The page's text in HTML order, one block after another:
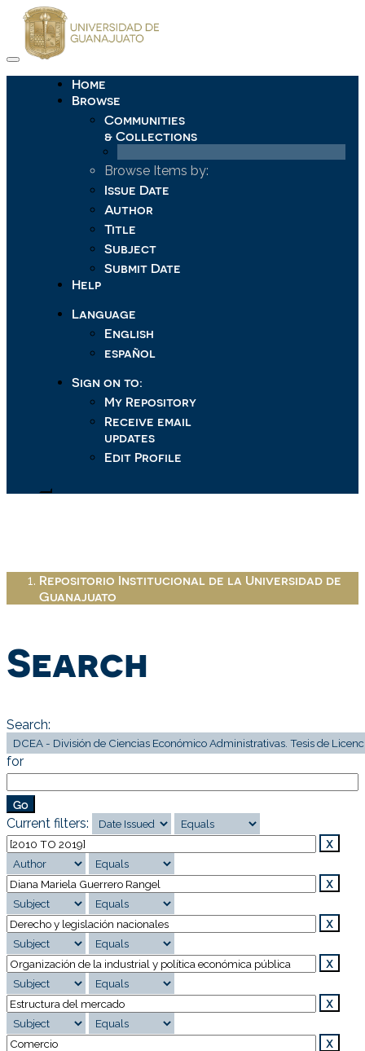
Skip
navigation
Home
Browse
Communities
& Collections
Browse Items by:
Issue Date
Author
Title
Subject
Submit Date
Help
Language
English
español
Sign on to:
My Repository
Receive email
updates
Edit Profile
Repositorio Institucional de la Universidad de
Guanajuato
Search
Search:
for
Current filters: